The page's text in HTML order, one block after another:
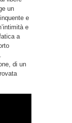
un
e
e
a
di un